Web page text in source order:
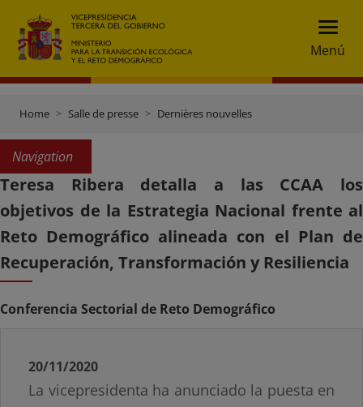
Menú
Home Salle de presse Dernières nouvelles
Navigation
Teresa Ribera detalla a las CCAA los
objetivos de la Estrategia Nacional frente al
Reto Demográfico alineada con el Plan de
Recuperación, Transformación y Resiliencia
Conferencia Sectorial de Reto Demográfico
20/11/2020
La vicepresidenta ha anunciado la puesta en